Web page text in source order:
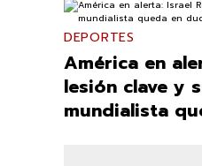
DEPORTES
América en
lesión clave y
mundialista